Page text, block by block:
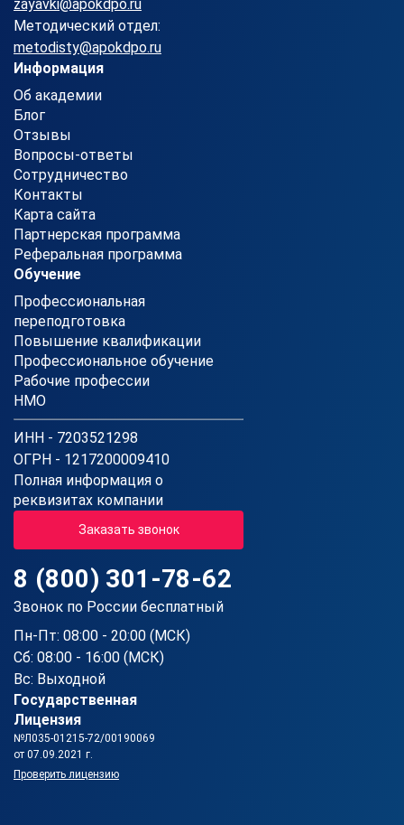
zayavki@apokdpo.ru
Методический отдел:
metodisty@apokdpo.ru
Информация
Об академии
Блог
Отзывы
Вопросы-ответы
Сотрудничество
Контакты
Карта сайта
Партнерская программа
Реферальная программа
Обучение
Профессиональная
переподготовка
Повышение квалификации
Профессиональное обучение
Рабочие профессии
НМО
ИНН - 7203521298
ОГРН - 1217200009410
Полная информация о
реквизитах компании
Заказать звонок
8 (800) 301-78-62
Звонок по России бесплатный
Пн-Пт: 08:00 - 20:00 (МСК)
Сб: 08:00 - 16:00 (МСК)
Вс: Выходной
Государственная
Лицензия
№Л035-01215-72/00190069
от 07.09.2021 г.
Проверить лицензию